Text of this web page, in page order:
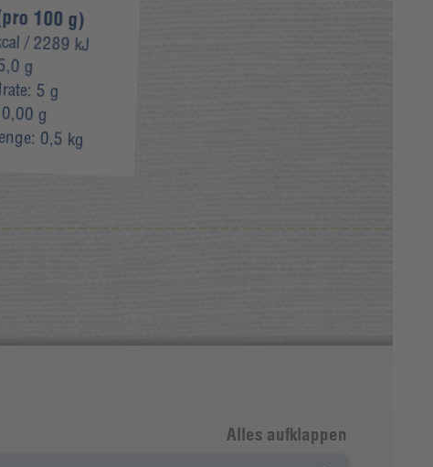
100 g)
/ 2289 kJ
g
5 g
g
0,5 kg
Alles aufklappen